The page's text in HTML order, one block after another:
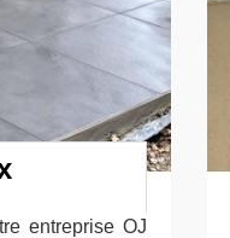
entreprise OJ